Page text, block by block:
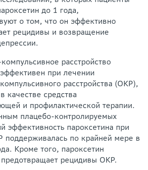
до 1 года,
о том, что он эффективно
рецидивы и возвращение
расстройство
при лечении
расстройства (ОКР),
качестве средства
и профилактической терапии.
плацебо-контролируемых
эффективность пароксетина при
поддерживалась по крайней мере в
Кроме того, пароксетин
рецидивы ОКР.